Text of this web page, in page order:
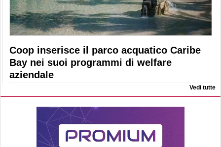
Coop inserisce il parco acquatico Caribe
Bay nei suoi programmi di welfare
aziendale
Vedi tutte